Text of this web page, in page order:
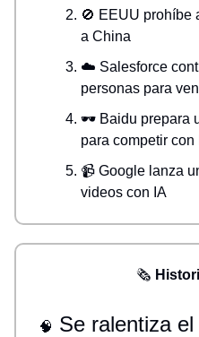
🚫 EEUU prohíbe
a China
☁️ Salesforce
personas para
🕶️ Baidu prepara
para competir
📹 Google lanza
videos con IA
🗞️
🧠 Se ralentiza